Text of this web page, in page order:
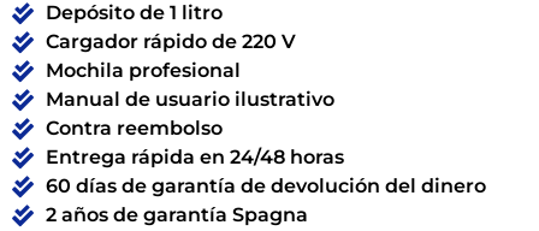
Depósito de 1 litro
Cargador rápido de 220 V
Mochila profesional
Manual de usuario ilustrativo
Contra reembolso
Entrega rápida en 24/48 horas
60 días de garantía de devolución del dinero
2 años de garantía Spagna